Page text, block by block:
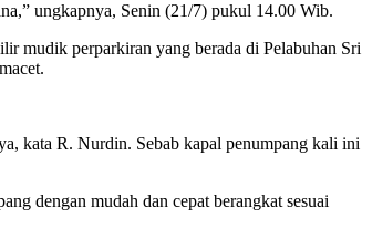
ungkapnya, Senin (21/7) pukul 14.00 Wib.
mudik perparkiran yang berada di Pelabuhan Sri
kata R. Nurdin. Sebab kapal penumpang kali ini
dengan mudah dan cepat berangkat sesuai